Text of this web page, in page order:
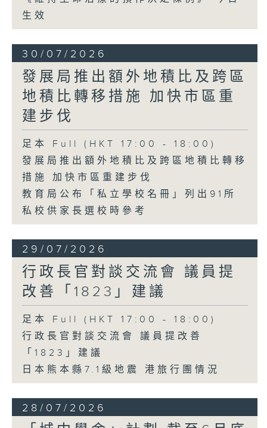
生效
30/07/2026
發展局推出額外地積比及跨區
地積比轉移措施 加快市區重
建步伐
足本 Full (HKT 17:00 - 18:00)
發展局推出額外地積比及跨區地積比轉移
措施 加快市區重建步伐
教育局公布「私立學校名冊」列出91所
私校供家長選校時參考
29/07/2026
行政長官對談交流會 議員提
改善「1823」建議
足本 Full (HKT 17:00 - 18:00)
行政長官對談交流會 議員提改善
「1823」建議
日本熊本縣7.1級地震 港旅行團情況
28/07/2026